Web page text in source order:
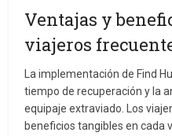
Ventajas y
viajeros
La implementación de Find
tiempo de recuperación y la
equipaje extraviado. Los
beneficios tangibles en cada